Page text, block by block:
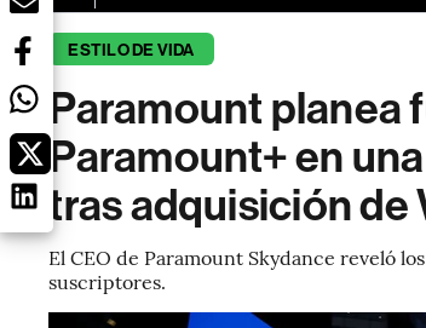
ESTILO DE VIDA
Paramount planea
Paramount+ en
tras adquisición de
El CEO de Paramount Skydance reveló
suscriptores.